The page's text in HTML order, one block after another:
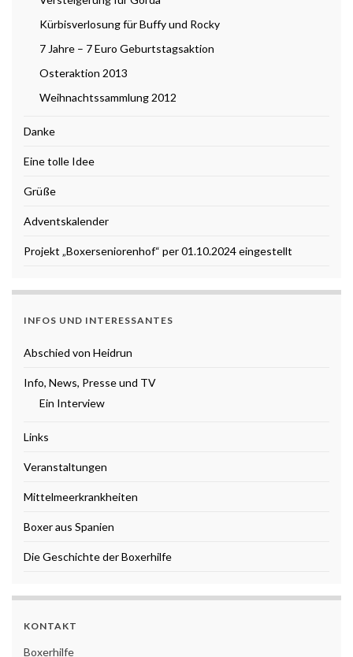
Kürbisverlosung für Buffy und Rocky
7 Jahre – 7 Euro Geburtstagsaktion
Osteraktion 2013
Weihnachtssammlung 2012
Danke
Eine tolle Idee
Grüße
Adventskalender
Projekt „Boxerseniorenhof“ per 01.10.2024 eingestellt
INFOS UND INTERESSANTES
Abschied von Heidrun
Info, News, Presse und TV
Ein Interview
Links
Veranstaltungen
Mittelmeerkrankheiten
Boxer aus Spanien
Die Geschichte der Boxerhilfe
KONTAKT
Boxerhilfe